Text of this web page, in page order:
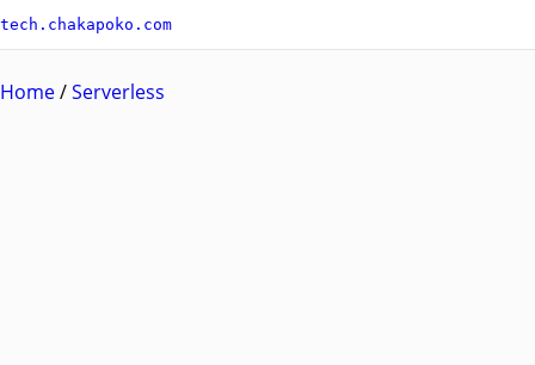
tech.chakapoko.com
Home/Serverless